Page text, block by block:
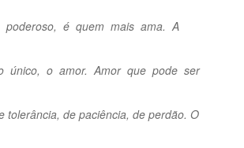
poderoso, é quem mais ama. A
único, o amor. Amor que pode ser
tolerância, de paciência, de perdão. O